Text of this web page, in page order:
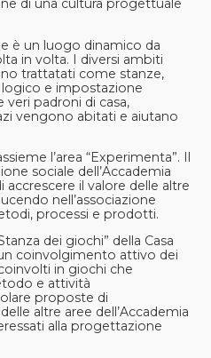
di una cultura progettuale
è un luogo dinamico da
in volta. I diversi ambiti
trattatati come stanze,
e impostazione
padroni di casa,
vengono abitati e aiutano
l’area “Experimenta”. Il
sociale dell’Accademia
accrescere il valore delle altre
nell’associazione
processi e prodotti.
dei giochi” della Casa
coinvolgimento attivo dei
in giochi che
e attività
proposte di
altre aree dell’Accademia
alla progettazione